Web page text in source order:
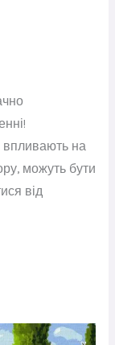
впливають на
можуть бути
від